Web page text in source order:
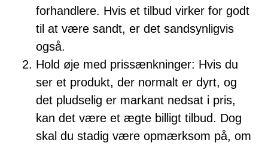
forhandlere. Hvis et tilbud virker for godt
til at være sandt, er det sandsynligvis
også.
Hold øje med prissænkninger: Hvis du
ser et produkt, der normalt er dyrt, og
det pludselig er markant nedsat i pris,
kan det være et ægte billigt tilbud. Dog
skal du stadig være opmærksom på, om